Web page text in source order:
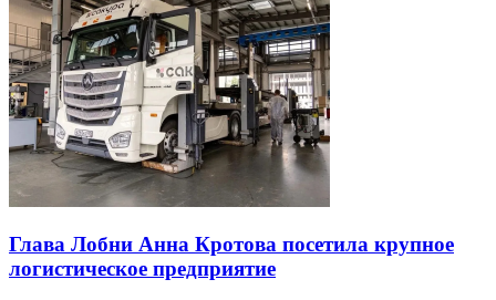
Глава Лобни Анна Кротова посетила крупное
логистическое предприятие